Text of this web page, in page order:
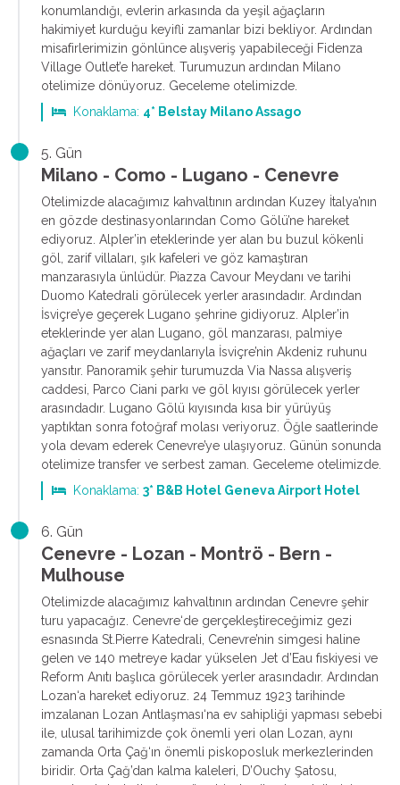
konumlandığı, evlerin arkasında da yeşil ağaçların
hakimiyet kurduğu keyifli zamanlar bizi bekliyor. Ardından
misafirlerimizin gönlünce alışveriş yapabileceği Fidenza
Village Outlet’e hareket. Turumuzun ardından Milano
otelimize dönüyoruz. Geceleme otelimizde.
Konaklama: 4* Belstay Milano Assago
5. Gün
Milano - Como - Lugano - Cenevre
Otelimizde alacağımız kahvaltının ardından Kuzey İtalya’nın
en gözde destinasyonlarından Como Gölü’ne hareket
ediyoruz. Alpler’in eteklerinde yer alan bu buzul kökenli
göl, zarif villaları, şık kafeleri ve göz kamaştıran
manzarasıyla ünlüdür. Piazza Cavour Meydanı ve tarihi
Duomo Katedrali görülecek yerler arasındadır. Ardından
İsviçre’ye geçerek Lugano şehrine gidiyoruz. Alpler’in
eteklerinde yer alan Lugano, göl manzarası, palmiye
ağaçları ve zarif meydanlarıyla İsviçre’nin Akdeniz ruhunu
yansıtır. Panoramik şehir turumuzda Via Nassa alışveriş
caddesi, Parco Ciani parkı ve göl kıyısı görülecek yerler
arasındadır. Lugano Gölü kıyısında kısa bir yürüyüş
yaptıktan sonra fotoğraf molası veriyoruz. Öğle saatlerinde
yola devam ederek Cenevre’ye ulaşıyoruz. Günün sonunda
otelimize transfer ve serbest zaman. Geceleme otelimizde.
Konaklama: 3* B&B Hotel Geneva Airport Hotel
6. Gün
Cenevre - Lozan - Montrö - Bern -
Mulhouse
Otelimizde alacağımız kahvaltının ardından Cenevre şehir
turu yapacağız. Cenevre‘de gerçekleştireceğimiz gezi
esnasında St.Pierre Katedrali, Cenevre’nin simgesi haline
gelen ve 140 metreye kadar yükselen Jet d’Eau fıskiyesi ve
Reform Anıtı başlıca görülecek yerler arasındadır. Ardından
Lozan‘a hareket ediyoruz. 24 Temmuz 1923 tarihinde
imzalanan Lozan Antlaşması‘na ev sahipliği yapması sebebi
ile, ulusal tarihimizde çok önemli yeri olan Lozan, aynı
zamanda Orta Çağ‘ın önemli piskoposluk merkezlerinden
biridir. Orta Çağ’dan kalma kaleleri, D’Ouchy Şatosu,